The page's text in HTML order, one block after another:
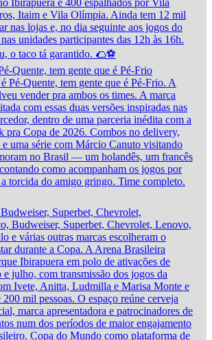
Quente, tem gente que é Pé-Frio
Superbet, Chevrolet,